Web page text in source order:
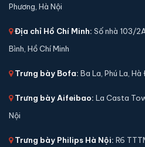
hãng
Phương, Hà Nội
Địa chỉ Hồ Chí Minh: Số nhà 103/
Bình, Hồ Chí Minh
Trưng bày Bofa: Ba La, Phú La,
Trưng bày Aifeibao: La Casta
Nội
Trưng bày Philips Hà Nội: R6